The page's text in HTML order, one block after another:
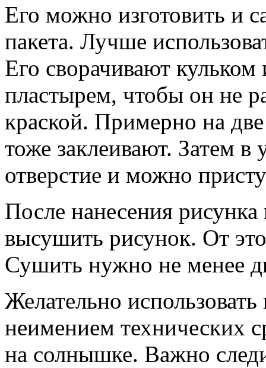
Его можно изготовить и
пакета. Лучше
Его сворачивают
пластырем, чтобы он не
краской. Примерно на
тоже заклеивают. Затем в
отверстие и можно
После нанесения
высушить рисунок. От
Сушить нужно не менее
Желательно
неимением технических
на солнышке. Важно